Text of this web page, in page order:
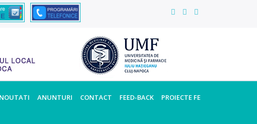
NOUTATI ANUNTURI CONTACT FEED-BACK PROIECTE FE